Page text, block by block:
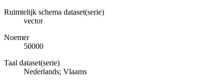
Ruimtelijk schema dataset(serie)
vector
Noemer
50000
Taal dataset(serie)
Nederlands; Vlaams